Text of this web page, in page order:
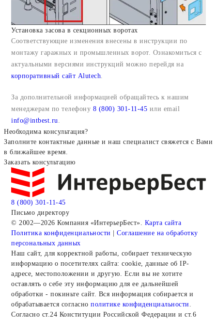
Установка засова в секционных воротах
Соответствующие изменения внесены в инструкции по
монтажу гаражных и промышленных ворот. Ознакомиться с
актуальными версиями инструкций можно перейдя на
корпоративный сайт Alutech.
За дополнительной информацией обращайтесь к нашим
менеджерам по телефону 8 (800) 301-11-45 или email
info@intbest.ru.
Необходима консультация?
Заполните контактные данные и наш специалист свяжется с Вами
в ближайшее время.
Заказать консультацию
8 (800) 301-11-45
Письмо директору
© 2002—2026 Компания «ИнтерьерБест». Карта сайта
Политика конфиденциальности | Соглашение на обработку
персональных данных
Наш сайт, для корректной работы, собирает техническую
информацию о посетителях сайта: cookie, данные об IP-
адресе, местоположении и другую. Если вы не хотите
оставлять о себе эту информацию для ее дальнейшей
обработки - покиньте сайт. Вся информация собирается и
обрабатывается согласно политике конфиденциальности
Согласно ст.24 Конституции Российской Федерации и ст.6